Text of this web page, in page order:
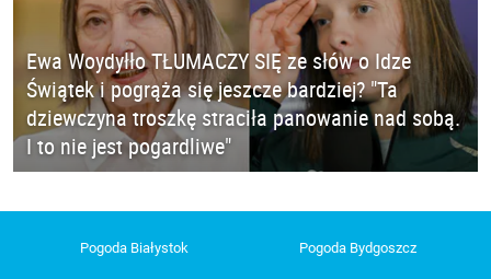
Ewa Woydyłło TŁUMACZY SIĘ ze słów o Idze
Świątek i pogrąża się jeszcze bardziej? "Ta
dziewczyna troszkę straciła panowanie nad sobą.
I to nie jest pogardliwe"
Pogoda Białystok Pogoda Bydgoszcz